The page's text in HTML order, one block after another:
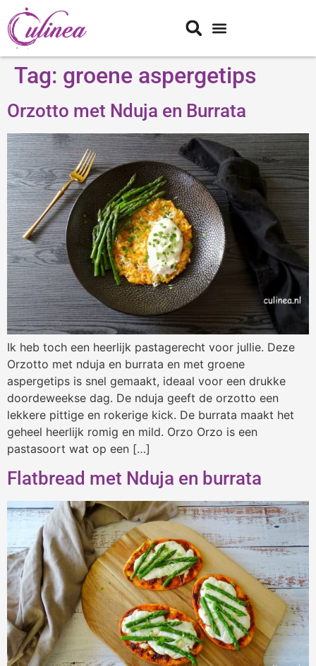
Tag: groene aspergetips
Orzotto met Nduja en Burrata
Ik heb toch een heerlijk pastagerecht voor jullie. Deze
Orzotto met nduja en burrata en met groene
aspergetips is snel gemaakt, ideaal voor een drukke
doordeweekse dag. De nduja geeft de orzotto een
lekkere pittige en rokerige kick. De burrata maakt het
geheel heerlijk romig en mild. Orzo Orzo is een
pastasoort wat op een […]
Flatbread met Nduja en burrata